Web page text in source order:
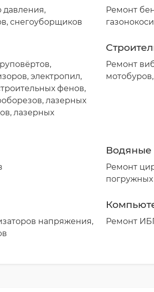
давления,
снегоуборщиков
Ремонт
электропил,
фенов,
лазерных
лазерных
Ремонт
Водяные
Ремонт
напряжения,
Ремонт